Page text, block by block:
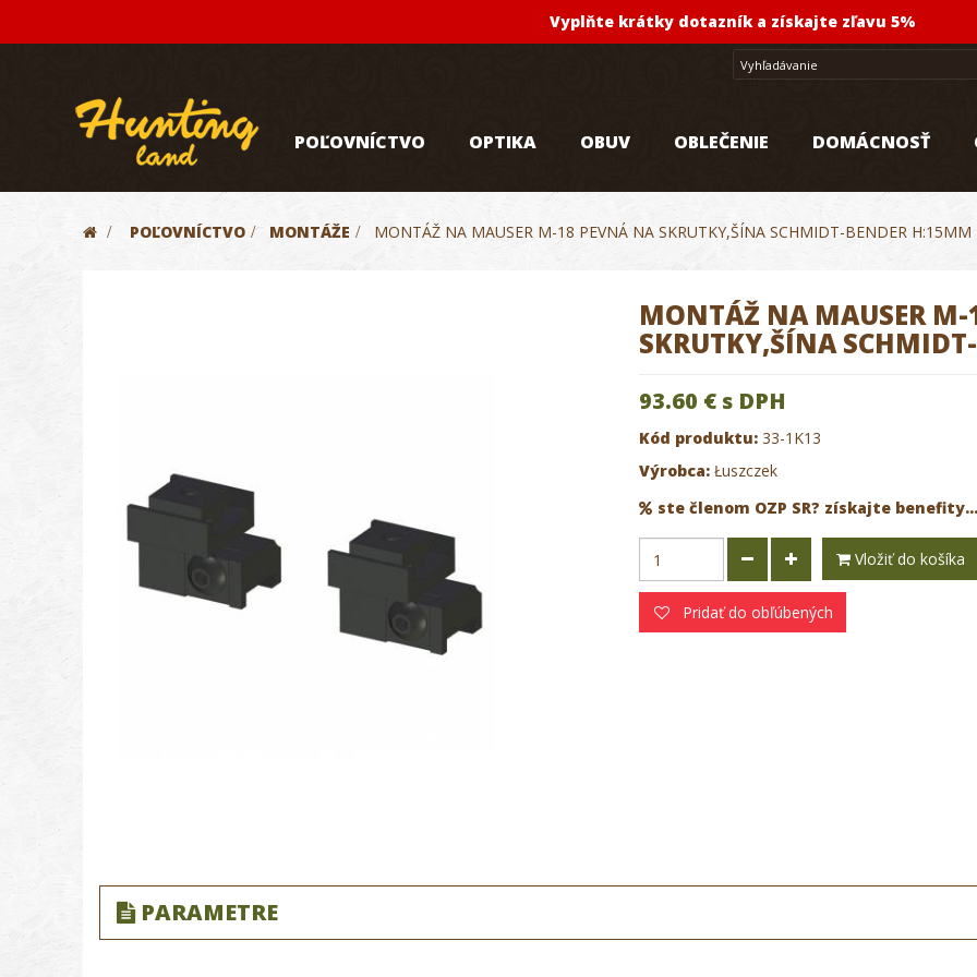
Vyplňte krátky dotazník a získajte zľavu 5%
POĽOVNÍCTVO OPTIKA OBUV OBLEČENIE DOMÁCNOSŤ
> POĽOVNÍCTVO > MONTÁŽE > MONTÁŽ NA MAUSER M-18 PEVNÁ NA SKRUTKY,ŠÍNA SCHMIDT-BENDER H:15MM
MONTÁŽ NA MAUSER
SKRUTKY,ŠÍNA
93.60 €s DPH
Kód produktu: 33-1K13
Výrobca: Łuszczek
ste členom OZP SR? získajte benefity...
Vložiť do košíka
Pridať do obľúbených
PARAMETRE